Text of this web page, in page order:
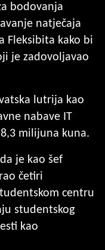
bodovanja
natječaja
Fleksibita kako bi
je zadovoljavao
lutrija kao
nabave IT
milijuna kuna.
je kao šef
četiri
centru
studentskog
kao